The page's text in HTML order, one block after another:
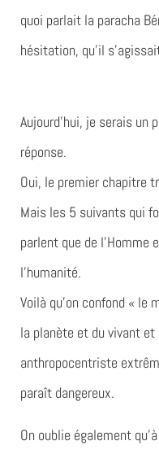
quoi parlait la paracha
hésitation, qu’il
Aujourd’hui, je serais un
réponse.
Oui, le premier chapitre
Mais les 5 suivants qui
parlent que de l’Homme
l’humanité.
Voilà qu’on confond « le
la planète et du vivant et
anthropocentriste
paraît dangereux.
On oublie également